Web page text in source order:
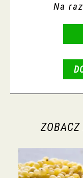
Na
ZOBACZ